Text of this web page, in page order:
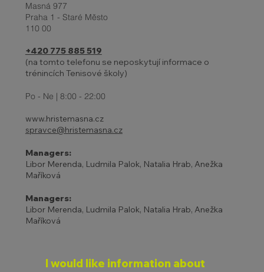
Masná 977
Praha 1 - Staré Město
110 00
+420 775 885 519
(na tomto telefonu se neposkytují informace o
trénincích Tenisové školy)
Po - Ne | 8:00 - 22:00
www.hristemasna.cz
spravce@hristemasna.cz
Managers:
Libor Merenda, Ludmila Palok, Natalia Hrab, Anežka
Maříková
Managers:
Libor Merenda, Ludmila Palok, Natalia Hrab, Anežka
Maříková
I would like information about